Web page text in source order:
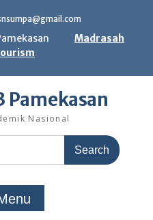
Madrasah
Pamekasan
Nasional